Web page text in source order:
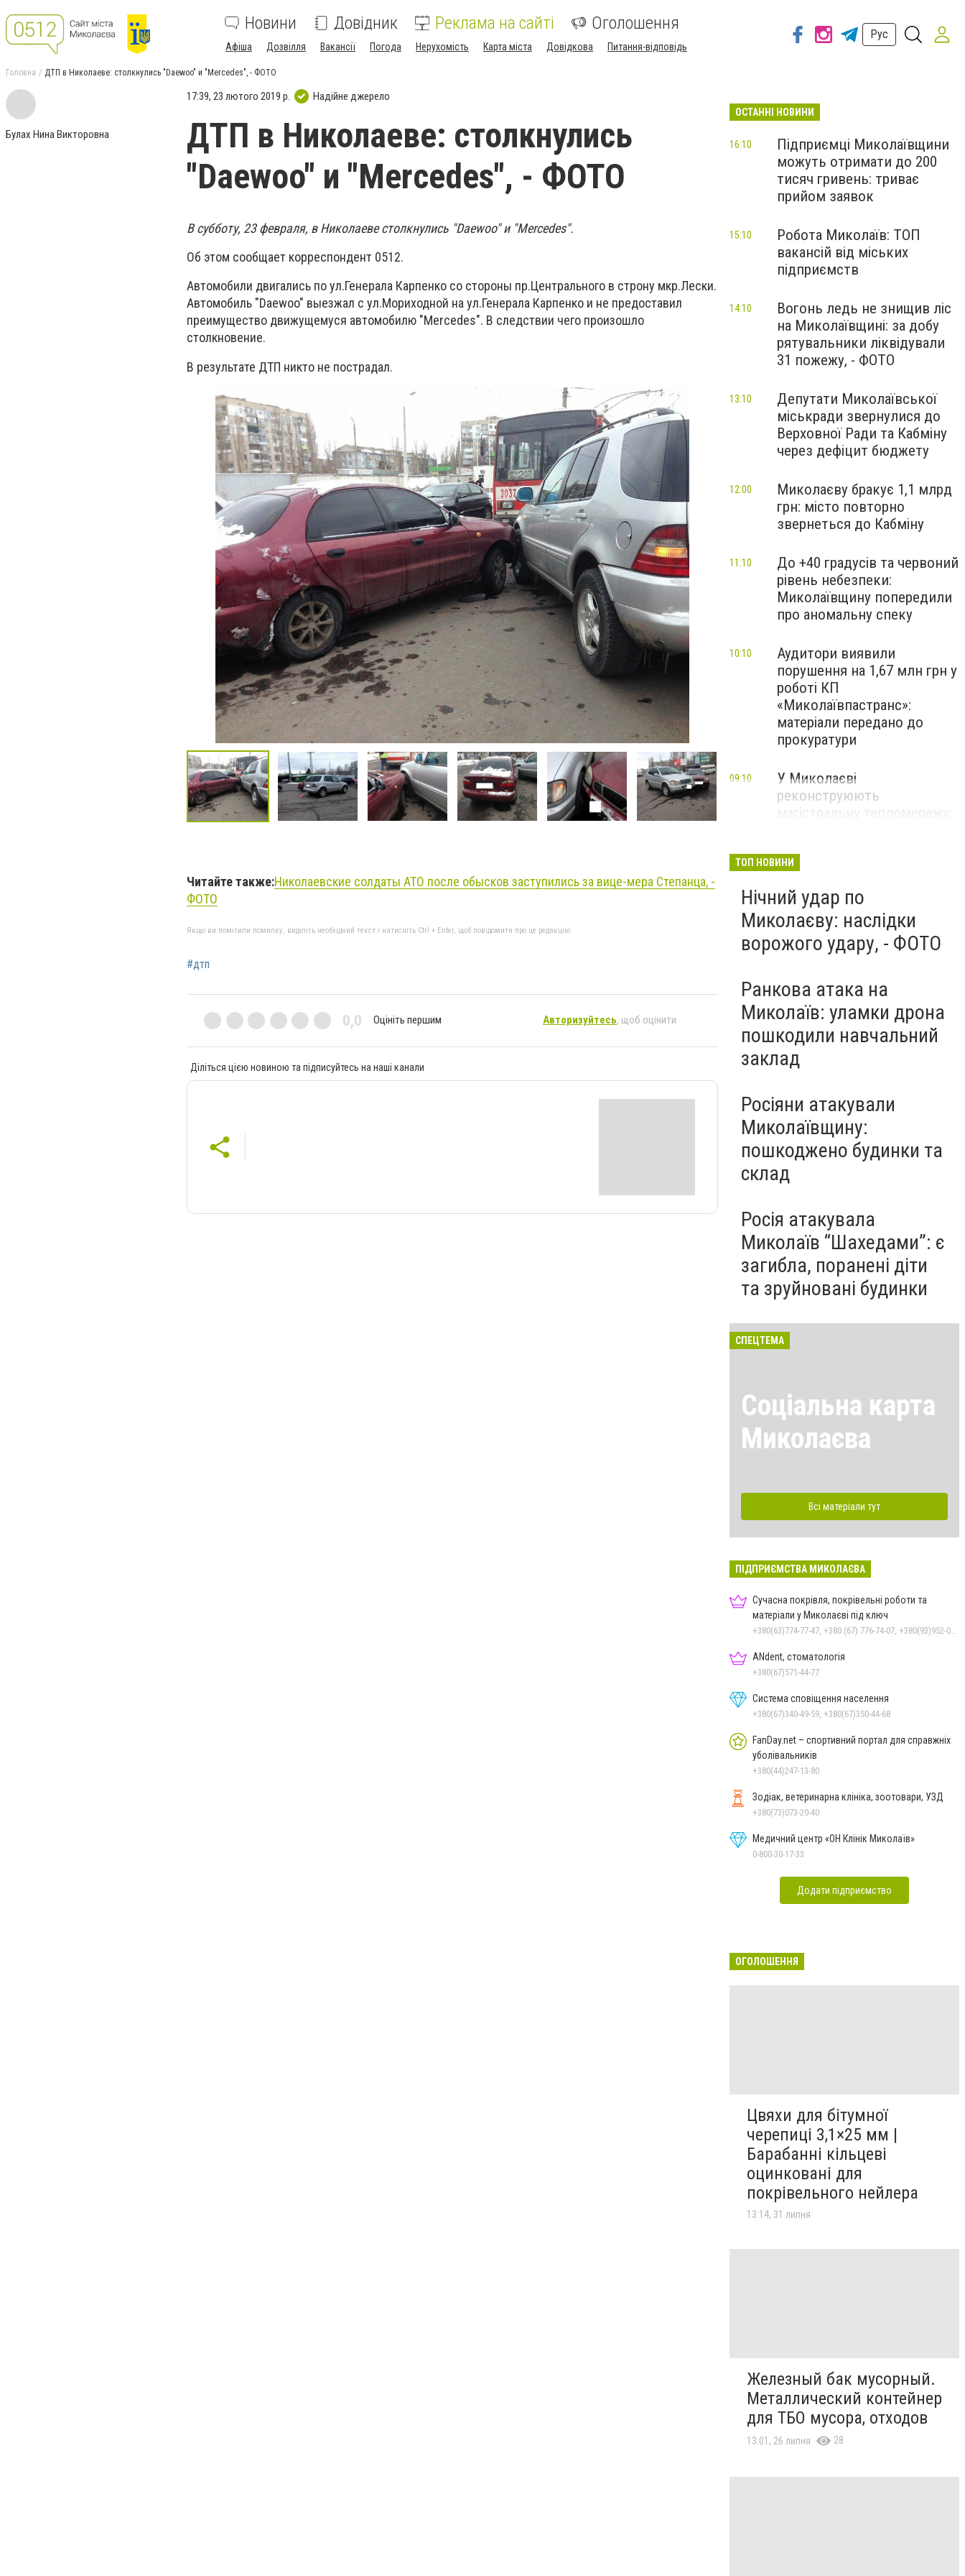
Новини Довідник Реклама на сайті Оголошення
Афіша Дозвілля Вакансії Погода Нерухомість Карта міста Довідкова Питання-відповідь
Рус
Головна ДТП в Николаеве: столкнулись "Daewoo" и "Mercedes", - ФОТО
Булах Нина Викторовна
17:39, 23 лютого 2019 р. Надійне джерело
ДТП в Николаеве: столкнулись
"Daewoo" и "Mercedes", - ФОТО
В субботу, 23 февраля, в Николаеве столкнулись "Daewoo" и "Mercedes".
Об этом сообщает корреспондент 0512.
Автомобили двигались по ул.Генерала Карпенко со стороны пр.Центрального в строну мкр.Лески.
Автомобиль "Daewoo" выезжал с ул.Мориходной на ул.Генерала Карпенко и не предоставил
преимущество движущемуся автомобилю "Mercedes". В следствии чего произошло
столкновение.
В результате ДТП никто не пострадал.
Читайте также:Николаевские солдаты АТО после обысков заступились за вице-мера Степанца, -
ФОТО
Якщо ви помітили помилку, виділіть необхідний текст і натисніть Ctrl + Enter, щоб повідомити про це редакцію
#дтп
0,0 Оцініть першим Авторизуйтесь, щоб оцінити
Діліться цією новиною та підписуйтесь на наші канали
ОСТАННІ НОВИНИ
Підприємці Миколаївщини
можуть отримати до 200
тисяч гривень: триває
прийом заявок
16:10
Робота Миколаїв: ТОП
вакансій від міських
підприємств
15:10
Вогонь ледь не знищив ліс
на Миколаївщині: за добу
рятувальники ліквідували
31 пожежу, - ФОТО
14:10
Депутати Миколаївської
міськради звернулися до
Верховної Ради та Кабміну
через дефіцит бюджету
13:10
Миколаєву бракує 1,1 млрд
грн: місто повторно
звернеться до Кабміну
12:00
До +40 градусів та червоний
рівень небезпеки:
Миколаївщину попередили
про аномальну спеку
11:10
Аудитори виявили
порушення на 1,67 млн грн у
роботі КП
«Миколаївпастранс»:
матеріали передано до
прокуратури
10:10
У Миколаєві
реконструюють
09:10
ТОП НОВИНИ
Нічний удар по
Миколаєву: наслідки
ворожого удару, - ФОТО
Ранкова атака на
Миколаїв: уламки дрона
пошкодили навчальний
заклад
Росіяни атакували
Миколаївщину:
пошкоджено будинки та
склад
Росія атакувала
Миколаїв “Шахедами”: є
загибла, поранені діти
та зруйновані будинки
СПЕЦТЕМА
Соціальна карта
Миколаєва
Всі матеріали тут
ПІДПРИЄМСТВА МИКОЛАЄВА
Сучасна покрівля, покрівельні роботи та
матеріали у Миколаєві під ключ
ANdent, стоматологія
+380(67)571-44-77
Система сповіщення населення
+380(67)340-49-59, +380(67)350-44-68
FanDay.net – спортивний портал для справжніх
уболівальників
+380(44)247-13-80
Зодіак, ветеринарна клініка, зоотовари, УЗД
+380(73)073-20-40
Медичний центр «ОН Клінік Миколаїв»
0-800-30-17-33
Додати підприємство
ОГОЛОШЕННЯ
Цвяхи для бітумної
черепиці 3,1×25 мм |
Барабанні кільцеві
оцинковані для
покрівельного нейлера
13:14, 31 липня
Железный бак мусорный.
Металлический контейнер
для ТБО мусора, отходов
13:01, 26 липня 28